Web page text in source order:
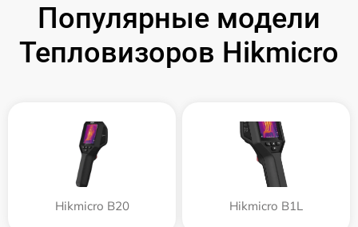
Популярные модели
Тепловизоров Hikmicro
Hikmicro B20 Hikmicro B1L